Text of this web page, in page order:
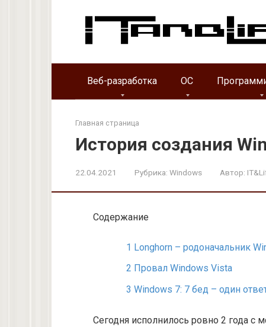
Веб-разработка ОС
Главная страница
История создания
22.04.2021 Рубрика: Windows Автор:
Содержание
1 Longhorn – родоначальник
2 Провал Windows Vista
3 Windows 7: 7 бед – один
Сегодня исполнилось ровно 2 года с